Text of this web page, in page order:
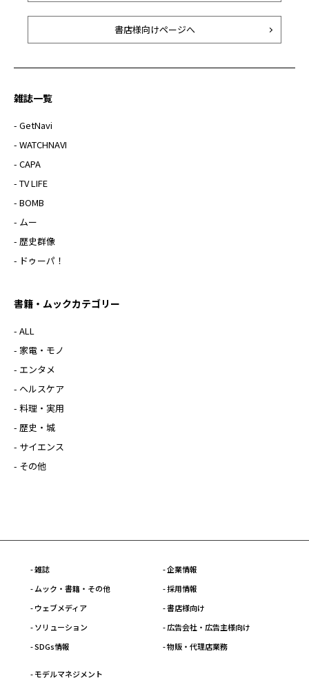
書店様向けページへ
雑誌一覧
- GetNavi
- WATCHNAVI
- CAPA
- TV LIFE
- BOMB
- ムー
- 歴史群像
- ドゥーパ！
書籍・ムックカテゴリー
- ALL
- 家電・モノ
- エンタメ
- ヘルスケア
- 料理・実用
- 歴史・城
- サイエンス
- その他
- 雑誌
- ムック・書籍・その他
- ウェブメディア
- ソリューション
- SDGs情報
- 企業情報
- 採用情報
- 書店様向け
- 広告会社・広告主様向け
- 物販・代理店業務
- モデルマネジメント